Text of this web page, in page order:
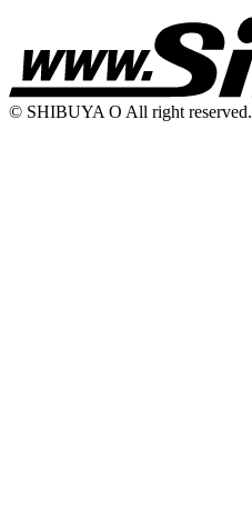
© SHIBUYA O All right reserved.